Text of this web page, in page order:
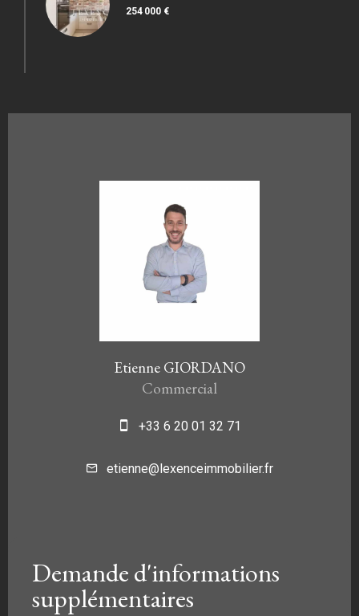
254 000 €
Etienne GIORDANO
Commercial
+33 6 20 01 32 71
etienne@lexenceimmobilier.fr
Demande d'informations
supplémentaires